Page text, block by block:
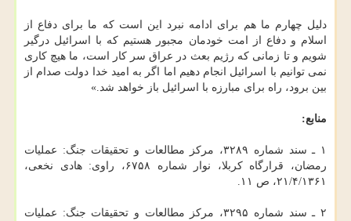
دلیل چهارم ما هم برای ادامه نبرد این است که ما برای دفاع از
اسلام و دفاع از امت خودمان مجبور هستیم که با اسرائیل درگیر
شویم و تا زمانی که رژیم بعث در عراق سر کار است، ما هیچ کاری
نمی توانیم با اسرائیل انجام دهیم اما اگر به امید خدا دولت صدام از
بین برود، راه برای مبارزه با اسرائیل باز خواهد شد.»
منابع:
۱ ـ سند شماره ۳۲۸۹، مرکز مطالعات و تحقیقات جنگ: عملیات
رمضان، قرارگاه کربلا، نوار شماره ۶۷۵۸، راوی: هادی نخعی،
۲۱/۴/۱۳۶۱، ص ۱۱.
۲ ـ سند شماره ۳۲۹۵، مرکز مطالعات و تحقیقات جنگ: عملیات